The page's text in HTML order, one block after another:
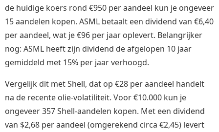
de huidige koers rond €950 per aandeel kun je ongeveer
15 aandelen kopen. ASML betaalt een dividend van €6,40
per aandeel, wat je €96 per jaar oplevert. Belangrijker
nog: ASML heeft zijn dividend de afgelopen 10 jaar
gemiddeld met 15% per jaar verhoogd.
Vergelijk dit met Shell, dat op €28 per aandeel handelt
na de recente olie-volatiliteit. Voor €10.000 kun je
ongeveer 357 Shell-aandelen kopen. Met een dividend
van $2,68 per aandeel (omgerekend circa €2,45) levert